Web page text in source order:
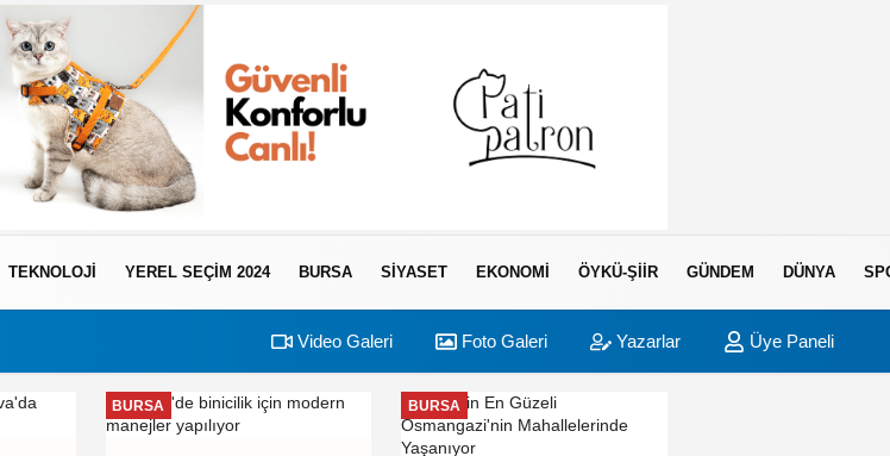
TEKNOLOJI YEREL SEÇİM 2024 BURSA SIYASET EKONOMI ÖYKÜ-ŞIIR GÜNDEM DÜNYA
Video Galeri Foto Galeri Yazarlar Üye Paneli
BURSA BURSA